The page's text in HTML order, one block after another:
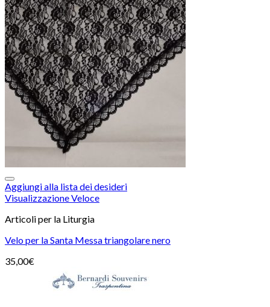
Aggiungi alla lista dei desideri
Visualizzazione Veloce
Articoli per la Liturgia
Velo per la Santa Messa triangolare nero
35,00€